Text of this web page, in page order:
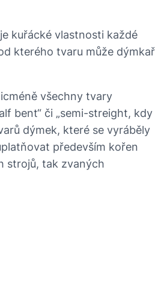
kuřácké vlastnosti každé
kterého tvaru může dýmkař
všechny tvary
bent“ či „semi-streight, kdy
dýmek, které se vyráběly
především kořen
strojů, tak zvaných